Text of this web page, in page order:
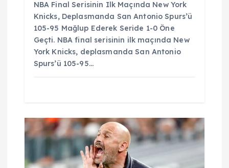
NBA Final Serisinin Ilk Maçında New York
Knicks, Deplasmanda San Antonio Spurs’ü
105-95 Mağlup Ederek Seride 1-0 Öne
Geçti. NBA final serisinin ilk maçında New
York Knicks, deplasmanda San Antonio
Spurs’ü 105-95…